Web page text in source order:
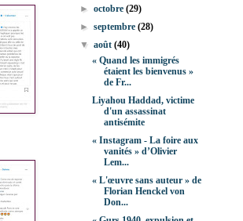
►octobre(29)
►septembre(28)
▼août(40)
« Quand les immigrés
étaient les bienvenus »
de Fr...
Liyahou Haddad, victime
d'un assassinat
antisémite
« Instagram - La foire aux
vanités » d’Olivier
Lem...
« L'œuvre sans auteur » de
Florian Henckel von
Don...